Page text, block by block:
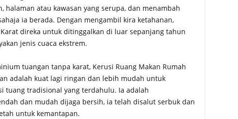
halaman atau kawasan yang serupa, dan menambah
ia berada. Dengan mengambil kira ketahanan,
direka untuk ditinggalkan di luar sepanjang tahun
jenis cuaca ekstrem.
tuangan tanpa karat, Kerusi Ruang Makan Rumah
adalah kuat lagi ringan dan lebih mudah untuk
tuang tradisional yang terdahulu. Ia adalah
dan mudah dijaga bersih, ia telah disalut serbuk dan
untuk kemantapan.